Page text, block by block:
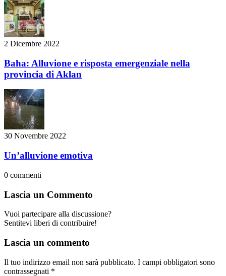
2 Dicembre 2022
Baha: Alluvione e risposta emergenziale nella
provincia di Aklan
30 Novembre 2022
Un’alluvione emotiva
0 commenti
Lascia un Commento
Vuoi partecipare alla discussione?
Sentitevi liberi di contribuire!
Lascia un commento
Il tuo indirizzo email non sarà pubblicato. I campi obbligatori sono
contrassegnati *